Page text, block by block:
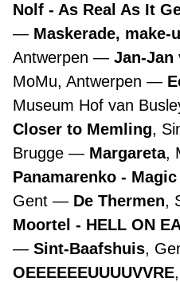
Nolf - As Real As It
Maskerade, make-
Antwerpen
Jan-Jan
MoMu, Antwerpen
Museum Hof van
Closer to Memling,
Brugge
Margareta,
Panamarenko -
Gent
De Thermen,
Moortel - HELL ON
Sint-Baafshuis,
OEEEEEEUUUUVVRE